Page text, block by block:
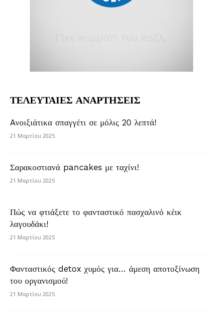
ΤΕΛΕΥΤΑΙΕΣ ΑΝΑΡΤΗΣΕΙΣ
Aνοιξιάτικα σπαγγέτι σε μόλις 20 λεπτά!
21 Μαρτίου 2025
Σαρακοστιανά pancakes με ταχίνι!
21 Μαρτίου 2025
Πώς να φτιάξετε το φανταστικό πασχαλινό κέικ
λαγουδάκι!
21 Μαρτίου 2025
Φανταστικός detox χυμός για… άμεση αποτοξίνωση
του οργανισμού!
21 Μαρτίου 2025